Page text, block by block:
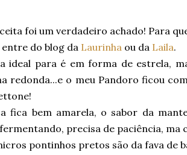
foi um verdadeiro achado! Para
do blog da Laurinha ou da Laila.
ideal para é em forma de estrela,
redonda...e o meu Pandoro ficou
fica bem amarela, o sabor da
precisa de paciência, ma
pontinhos pretos são da fava de